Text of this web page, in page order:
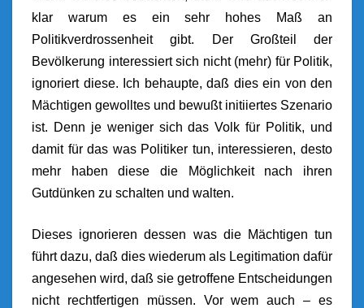
klar warum es ein sehr hohes Maß an
Politikverdrossenheit gibt. Der Großteil der
Bevölkerung interessiert sich nicht (mehr) für Politik,
ignoriert diese. Ich behaupte, daß dies ein von den
Mächtigen gewolltes und bewußt initiiertes Szenario
ist. Denn je weniger sich das Volk für Politik, und
damit für das was Politiker tun, interessieren, desto
mehr haben diese die Möglichkeit nach ihren
Gutdünken zu schalten und walten.
Dieses ignorieren dessen was die Mächtigen tun
führt dazu, daß dies wiederum als Legitimation dafür
angesehen wird, daß sie getroffene Entscheidungen
nicht rechtfertigen müssen. Vor wem auch – es